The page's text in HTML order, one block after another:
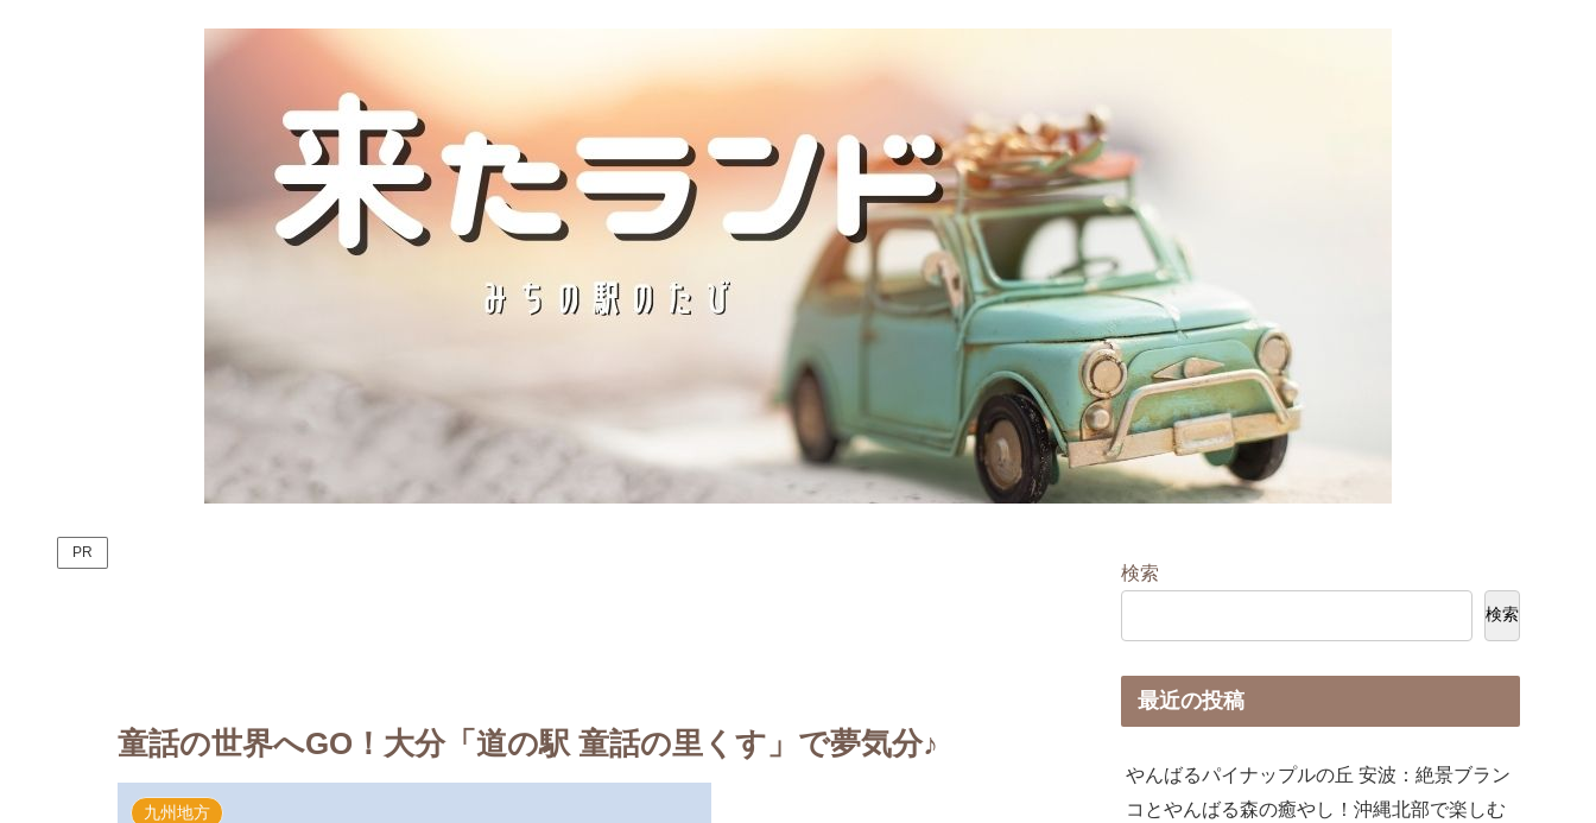
PR
童話の世界へGO！大分「道の駅 童話の里くす」で夢気分♪
九州地方
検索
検索
最近の投稿
やんばるパイナップルの丘 安波：絶景ブラン
コとやんばる森の癒やし！沖縄北部で楽しむ